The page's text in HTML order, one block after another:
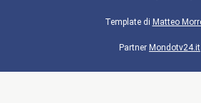
Template di Matteo
Partner Mondotv24.it